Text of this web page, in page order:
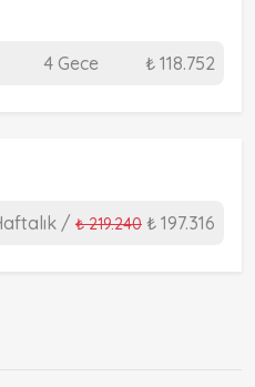
4 Gece ₺ 118.752
/ ₺ 219.240 ₺ 197.316